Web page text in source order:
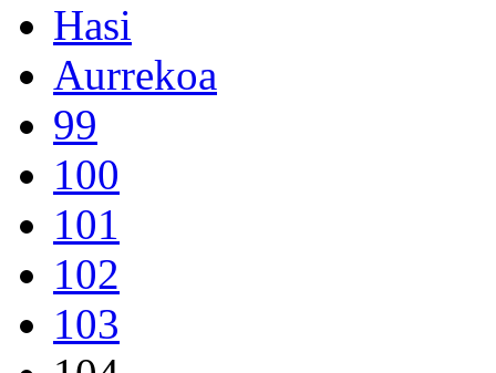
Hasi
Aurrekoa
99
100
101
102
103